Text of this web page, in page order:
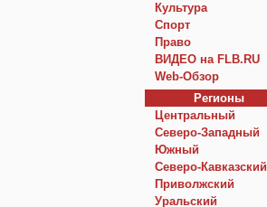
Культура
Спорт
Право
ВИДЕО на FLB.RU
Web-Обзор
Регионы
Центральный
Северо-Западный
Южный
Северо-Кавказский
Приволжский
Уральский